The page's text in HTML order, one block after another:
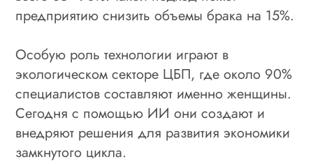
предприятию снизить объемы брака на 15%.
Особую роль технологии играют в
экологическом секторе ЦБП, где около 90%
специалистов составляют именно женщины.
Сегодня с помощью ИИ они создают и
внедряют решения для развития экономики
замкнутого цикла.